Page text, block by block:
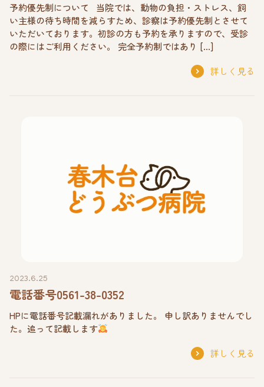
予約優先制について 当院では、動物の負担・ストレス、飼
い主様の待ち時間を減らすため、診察は予約優先制とさせて
いただいております。初診の方も予約を承りますので、受診
の際にはご利用ください。 完全予約制ではあり […]
詳しく見る
2023.6.25
電話番号0561-38-0352
HPに電話番号記載漏れがありました。 申し訳ありませんでし
た。追って記載します
詳しく見る